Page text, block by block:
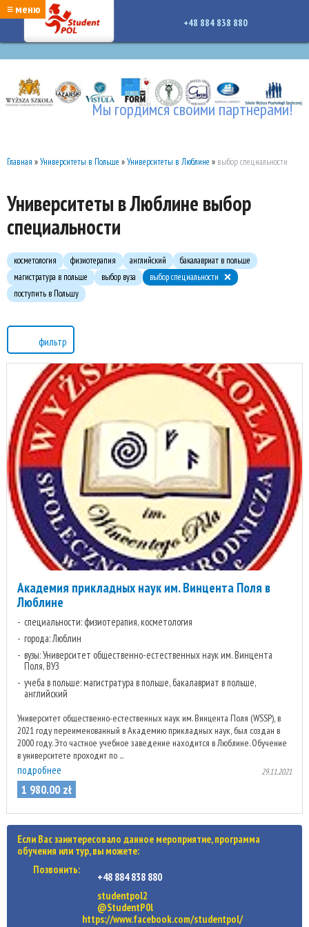
google-site-verification: google7a917c261df1566b.htmlgoogle-site-verification:
google7a917c261df1566b.html
≡ меню
+48 884 838 880
Мы гордимся своими партнерами!
Главная »Университеты в Польше »Университеты в Люблине » выбор специальности
Университеты в Люблине выбор
специальности
косметология физиотерапия английский
бакалавриат в польше
магистратура в польше
выбор вуза
выбор специальности
поступить в Польшу
фильтр
Академия прикладных наук им. Винцента Поля в
Люблине
специальности: физиотерапия, косметология
города: Люблин
вузы: Университет общественно-естественных наук им. Винцента
Поля, ВУЗ
учеба в польше: магистратура в польше, бакалавриат в польше,
английский
Университет общественно-естественных наук им. Винцента Поля (WSSP), в
2021 году переименованный в Академию прикладных наук, был создан в
2000 году. Это частное учебное заведение находится в Люблине. Обучение
в университете проходит по ...
подробнее 29.11.2021
1 980.00 zł
Если Вас заинтересовало данное мероприятие, программа
обучения или тур, вы можете:
Позвонить:
+48 884 838 880
studentpol2
@StudentP0l
https://www.facebook.com/studentpol/